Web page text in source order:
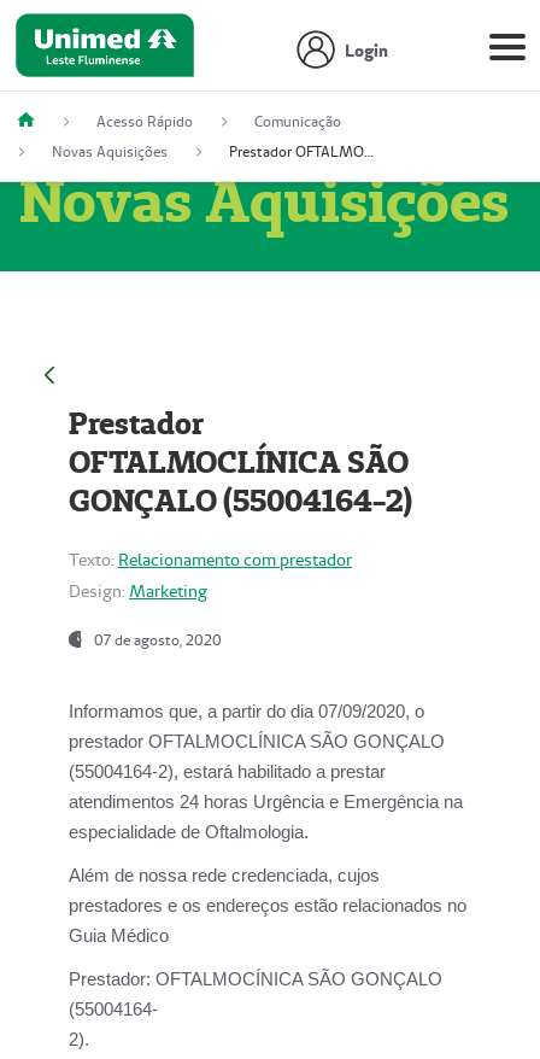
Login
Acesso Rápido
Comunicação
Novas Aquisições
Prestador OFTALMOCLÍNICA SÃO GONÇALO (55004164-2)
Novas Aquisições
Prestador
OFTALMOCLÍNICA SÃO
GONÇALO (55004164-2)
Texto: Relacionamento com prestador
Design: Marketing
07 de agosto, 2020
Informamos que, a partir do dia 07/09/2020, o
prestador OFTALMOCLÍNICA SÃO GONÇALO
(55004164-2), estará habilitado a prestar
atendimentos 24 horas Urgência e Emergência na
especialidade de Oftalmologia.
Além de nossa rede credenciada, cujos
prestadores e os endereços estão relacionados no
Guia Médico
Prestador: OFTALMOCÍNICA SÃO GONÇALO
(55004164-
2).